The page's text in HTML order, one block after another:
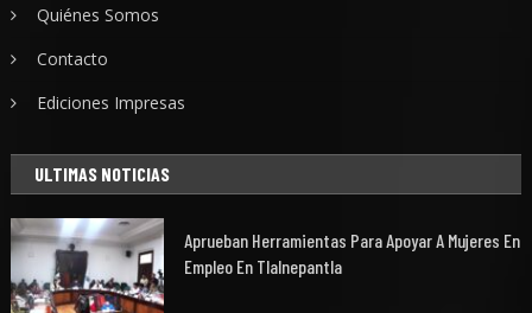
Quiénes Somos
Contacto
Ediciones Impresas
ULTIMAS NOTICIAS
Aprueban Herramientas Para Apoyar A Mujeres En
Empleo En Tlalnepantla